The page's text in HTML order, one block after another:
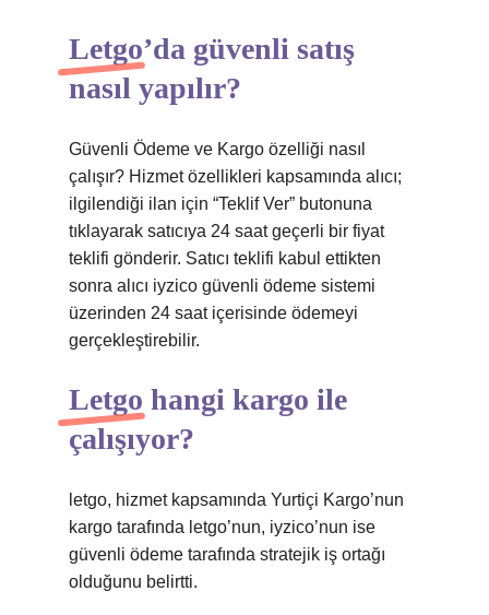
Letgo’da güvenli satış
nasıl yapılır?
Güvenli Ödeme ve Kargo özelliği nasıl
çalışır? Hizmet özellikleri kapsamında alıcı;
ilgilendiği ilan için “Teklif Ver” butonuna
tıklayarak satıcıya 24 saat geçerli bir fiyat
teklifi gönderir. Satıcı teklifi kabul ettikten
sonra alıcı iyzico güvenli ödeme sistemi
üzerinden 24 saat içerisinde ödemeyi
gerçekleştirebilir.
Letgo hangi kargo ile
çalışıyor?
letgo, hizmet kapsamında Yurtiçi Kargo’nun
kargo tarafında letgo’nun, iyzico’nun ise
güvenli ödeme tarafında stratejik iş ortağı
olduğunu belirtti.